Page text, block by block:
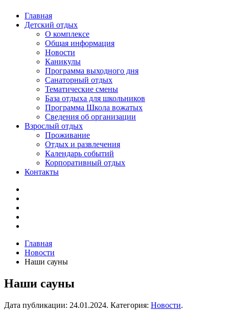
Главная
Детский отдых
О комплексе
Общая информация
Новости
Каникулы
Программа выходного дня
Санаторный отдых
Тематические смены
База отдыха для школьников
Программа Школа вожатых
Cведения об организации
Взрослый отдых
Проживание
Отдых и развлечения
Календарь событий
Корпоративный отдых
Контакты
Главная
Новости
Наши сауны
Наши сауны
Дата публикации: 24.01.2024. Категория: Новости.